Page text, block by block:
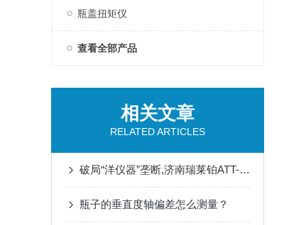
瓶盖扭矩仪
查看全部产品
相关文章
RELATED ARTICLES
破局“洋仪器”垄断,济南瑞莱铂ATT-07型电子拉力试验机蓄势待发
瓶子的垂直度轴偏差怎么测量？